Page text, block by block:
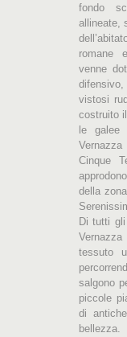
fondo
allineate,
romane
venne
vistosi
costruito
le
Cinque
della
Di tutti gli
tessuto
salgono
piccole
di